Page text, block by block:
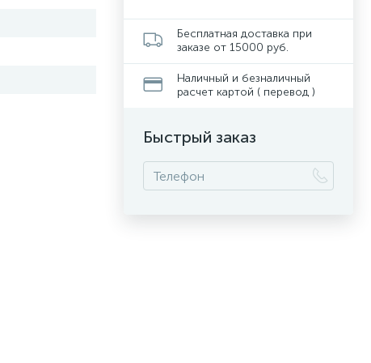
Бесплатная доставка при
заказе от 15000 руб.
Наличный и безналичный
расчет картой ( перевод )
Быстрый заказ